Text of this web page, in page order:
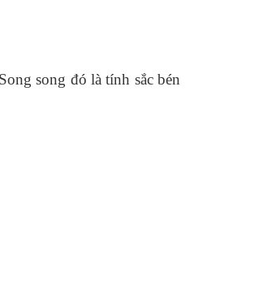
song đó là tính sắc bén